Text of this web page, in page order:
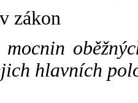
zákon
mocnin
hlavních